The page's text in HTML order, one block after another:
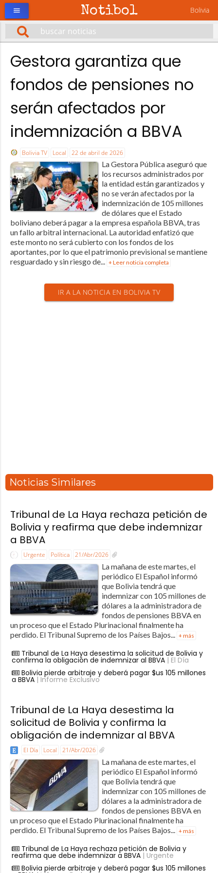
Notibol Bolivia
menu
Gestora garantiza que
fondos de pensiones no
serán afectados por
indemnización a BBVA
Bolivia TV Local 22 de abril de 2026
La Gestora Pública aseguró que
los recursos administrados por
la entidad están garantizados y
no se verán afectados por la
indemnización de 105 millones
de dólares que el Estado
boliviano deberá pagar a la empresa española BBVA, tras
un fallo arbitral internacional. La autoridad enfatizó que
este monto no será cubierto con los fondos de los
aportantes, por lo que el patrimonio previsional se mantiene
resguardado y sin riesgo de... + Leer noticia completa
IR A LA NOTICIA EN BOLIVIA TV
Noticias Similares
Tribunal de La Haya rechaza petición de
Bolivia y reafirma que debe indemnizar
a BBVA
Urgente Política 21/Abr/2026
La mañana de este martes, el
periódico El Español informó
que Bolivia tendrá que
indemnizar con 105 millones de
dólares a la administradora de
fondos de pensiones BBVA en
un proceso que el Estado Plurinacional finalmente ha
perdido. El Tribunal Supremo de los Países Bajos... + más
Tribunal de La Haya desestima la solicitud de Bolivia y
confirma la obligación de indemnizar al BBVA| El Día
Bolivia pierde arbitraje y deberá pagar $us 105 millones
a BBVA| Informe Exclusivo
Tribunal de La Haya desestima la
solicitud de Bolivia y confirma la
obligación de indemnizar al BBVA
El Día Local 21/Abr/2026
La mañana de este martes, el
periódico El Español informó
que Bolivia tendrá que
indemnizar con 105 millones de
dólares a la administradora de
fondos de pensiones BBVA en
un proceso que el Estado Plurinacional finalmente ha
perdido. El Tribunal Supremo de los Países Bajos...
+ más
Tribunal de La Haya rechaza petición de Bolivia y
reafirma que debe indemnizar a BBVA| Urgente
Bolivia pierde arbitraje y deberá pagar $us 105 millones